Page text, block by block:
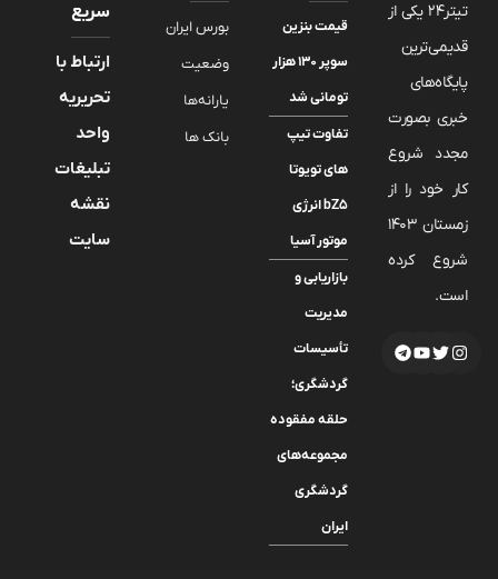
تیتر24 یکی از
قدیمی‌ترین
پایگاه‌های
خبری بصورت
مجدد شروع
کار خود را از
زمستان 1403
شروع کرده
است.
قیمت بنزین
سوپر ۱۳۰ هزار
تومانی شد
تفاوت تیپ
های تویوتا
bZ5 انرژی
موتور آسیا
بازاریابی و
مدیریت
تأسیسات
گردشگری؛
حلقه مفقوده
مجموعه‌های
گردشگری
ایران
بورس ایران
وضعیت
یارانه‌ها
بانک ها
سریع
ارتباط با
تحریریه
واحد
تبلیغات
نقشه
سایت